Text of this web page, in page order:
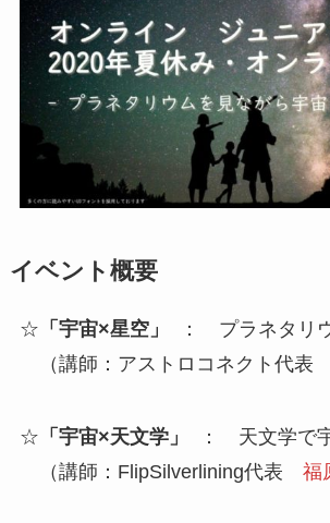
イベント概要
☆ 「宇宙×星空」
： プラネタリ
（講師：アストロコネクト代表
☆ 「宇宙×天文学」
： 天文学で
（講師：FlipSilverlining代表 福